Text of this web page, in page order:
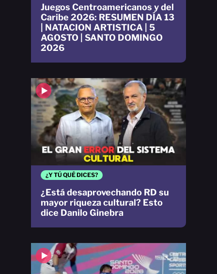
¿Y TÚ QUÉ DICES?
¿Está desaprovechando RD su
mayor riqueza cultural? Esto
dice Danilo Ginebra
Juegos Centroamericanos y del
Caribe 2026: RESUMEN DÍA 13
| NATACION ARTISTICA | 5
AGOSTO | SANTO DOMINGO
2026